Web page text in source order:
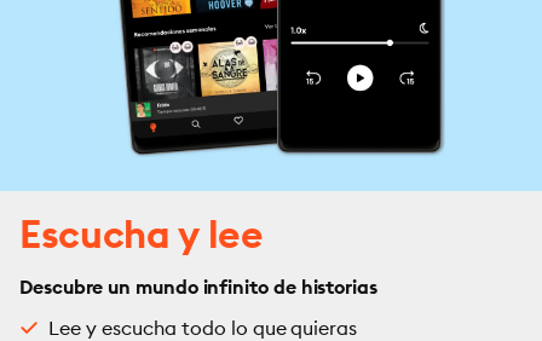
Escucha y lee
Descubre un mundo infinito de historias
Lee y escucha todo lo que quieras